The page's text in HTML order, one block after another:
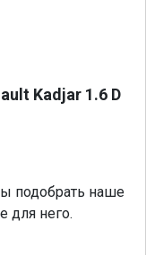
Kadjar 1.6 D
подобрать наше
для него.